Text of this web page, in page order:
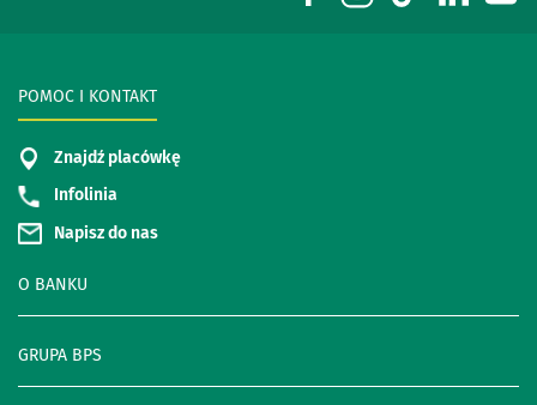
POMOC I KONTAKT
Znajdź placówkę
Infolinia
Napisz do nas
O BANKU
GRUPA BPS